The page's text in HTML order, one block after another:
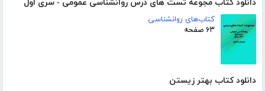
دانلود کتاب مجوعه تست های درس روانشناسی عمومی - سری اول
کتاب‌های روانشناسی
۶۳ صفحه
دانلود کتاب بهتر زیستن